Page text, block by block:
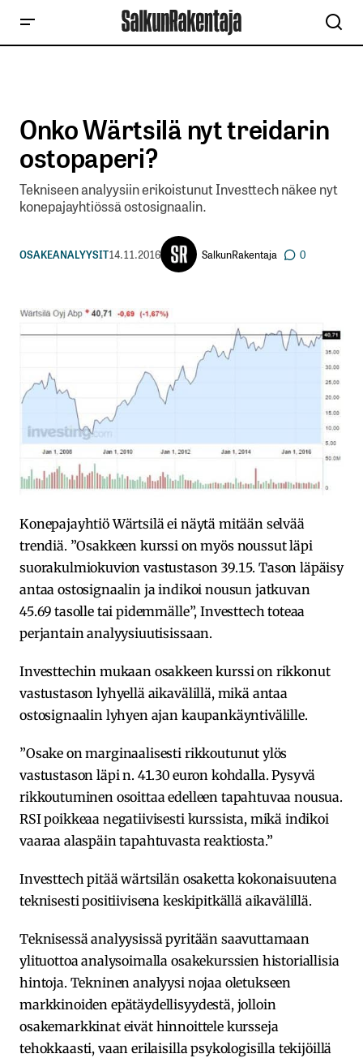
Onko Wärtsilä nyt treidarin
ostopaperi?
Tekniseen analyysiin erikoistunut Investtech näkee nyt
konepajayhtiössä ostosignaalin.
OSAKEANALYYSIT14.11.2016 SalkunRakentaja 0
Konepajayhtiö Wärtsilä ei näytä mitään selvää
trendiä. ”Osakkeen kurssi on myös noussut läpi
suorakulmiokuvion vastustason 39.15. Tason läpäisy
antaa ostosignaalin ja indikoi nousun jatkuvan
45.69 tasolle tai pidemmälle”, Investtech toteaa
perjantain analyysiuutisissaan.
Investtechin mukaan osakkeen kurssi on rikkonut
vastustason lyhyellä aikavälillä, mikä antaa
ostosignaalin lyhyen ajan kaupankäyntivälille.
”Osake on marginaalisesti rikkoutunut ylös
vastustason läpi n. 41.30 euron kohdalla. Pysyvä
rikkoutuminen osoittaa edelleen tapahtuvaa nousua.
RSI poikkeaa negatiivisesti kurssista, mikä indikoi
vaaraa alaspäin tapahtuvasta reaktiosta.”
Investtech pitää wärtsilän osaketta kokonaisuutena
teknisesti positiivisena keskipitkällä aikavälillä.
Teknisessä analyysissä pyritään saavuttamaan
ylituottoa analysoimalla osakekurssien historiallisia
hintoja. Tekninen analyysi nojaa oletukseen
markkinoiden epätäydellisyydestä, jolloin
osakemarkkinat eivät hinnoittele kursseja
tehokkaasti, vaan erilaisilla psykologisilla tekijöillä